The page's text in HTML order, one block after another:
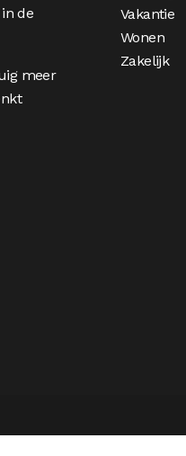
de
meer
Vakantie
Wonen
Zakelijk